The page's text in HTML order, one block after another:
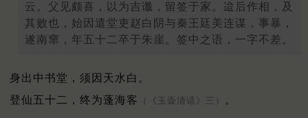
云。父见颇喜，以为吉谶，留签于家。迨后作相，及
其败也，始因遣堂吏赵白阴与秦王廷美连谋，事暴，
遂南窜，年五十二卒于朱崖。签中之语，一字不差。
身出中书堂，须因天水白。
登仙五十二，终为蓬海客
（《玉壶清话》三） 。